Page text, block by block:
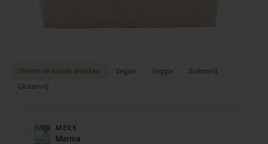
Warme en koude dranken Vegan Veggie
Suikervrij
Glutenvrij
MERK
Marma